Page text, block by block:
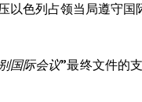
色列占领当局遵守国
国际会议”最终文件的